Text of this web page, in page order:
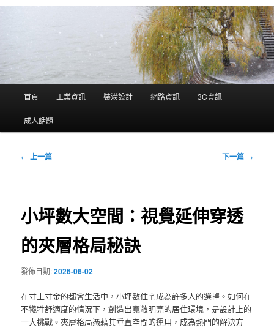
單
首頁 工業資訊 裝潢設計 網路資訊 3C資訊
成人話題
文
← 上一篇 下一篇 →
小坪數大空間：視覺延伸穿透
的夾層格局秘訣
發佈日期:2026-06-02
在寸土寸金的都會生活中，小坪數住宅成為許多人的選擇。如何在
不犧牲舒適度的情況下，創造出寬敞明亮的居住環境，是設計上的
一大挑戰。夾層格局憑藉其垂直空間的運用，成為熱門的解決方